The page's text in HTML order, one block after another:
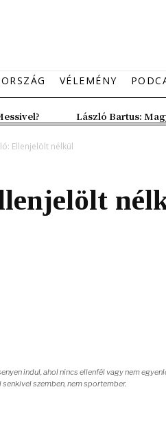
VÉLEMÉNY
László Bartus:
Ellenjelölt nélkül
indul, ahol nincs ellenfél vagy nem
senkivel szemben, nem sportember.